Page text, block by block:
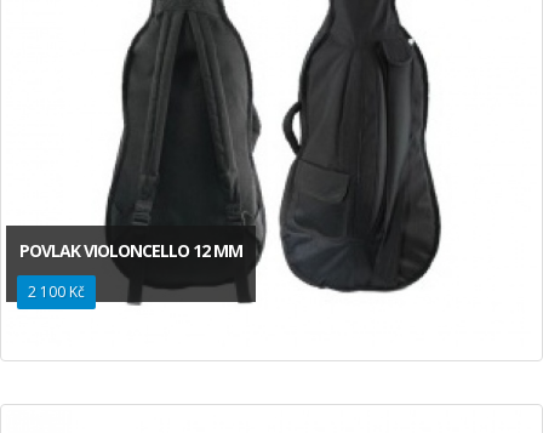
POVLAK VIOLONCELLO 12 MM
2 100 Kč